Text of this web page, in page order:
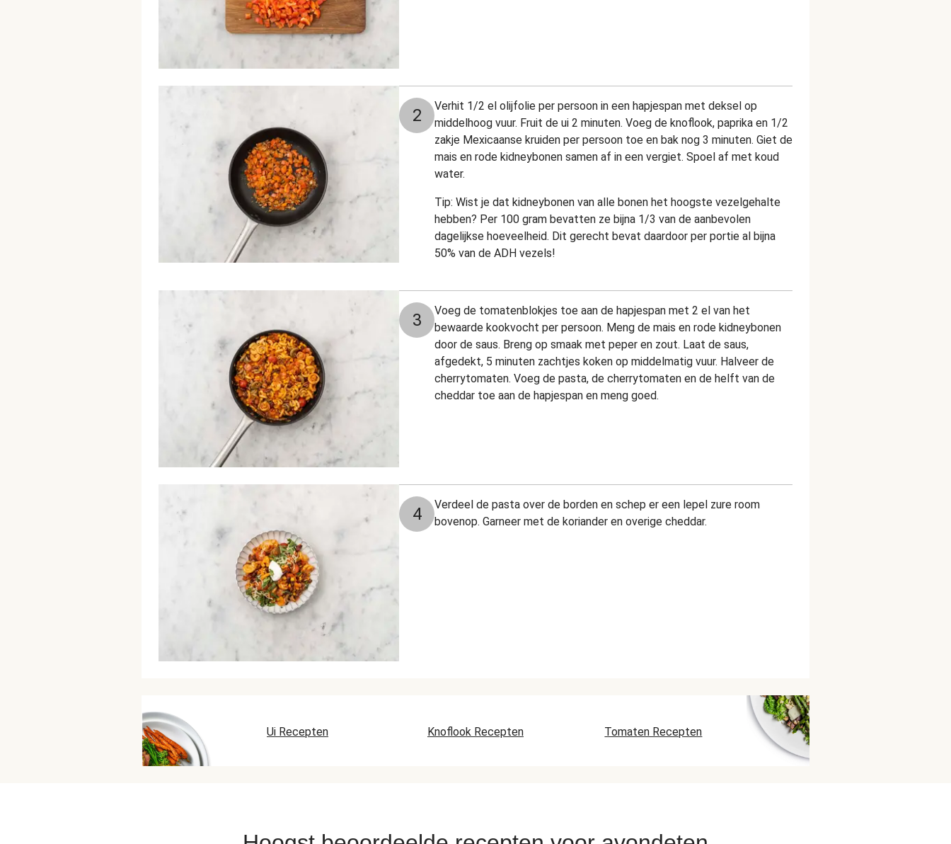
2
Verhit 1/2 el olijfolie per persoon in een hapjespan met deksel op
middelhoog vuur. Fruit de ui 2 minuten. Voeg de knoflook, paprika en 1/2
zakje Mexicaanse kruiden per persoon toe en bak nog 3 minuten. Giet de
mais en rode kidneybonen samen af in een vergiet. Spoel af met koud
water.
Tip: Wist je dat kidneybonen van alle bonen het hoogste vezelgehalte
hebben? Per 100 gram bevatten ze bijna 1/3 van de aanbevolen
dagelijkse hoeveelheid. Dit gerecht bevat daardoor per portie al bijna
50% van de ADH vezels!
3
Voeg de tomatenblokjes toe aan de hapjespan met 2 el van het
bewaarde kookvocht per persoon. Meng de mais en rode kidneybonen
door de saus. Breng op smaak met peper en zout. Laat de saus,
afgedekt, 5 minuten zachtjes koken op middelmatig vuur. Halveer de
cherrytomaten. Voeg de pasta, de cherrytomaten en de helft van de
cheddar toe aan de hapjespan en meng goed.
4
Verdeel de pasta over de borden en schep er een lepel zure room
bovenop. Garneer met de koriander en overige cheddar.
Ui Recepten Knoflook Recepten Tomaten Recepten